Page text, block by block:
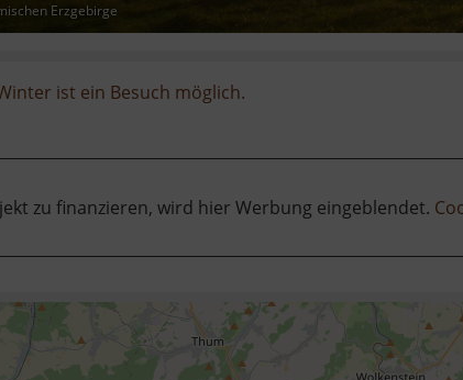
Erzgebirge
ist ein Besuch möglich.
zu finanzieren, wird hier Werbung eingeblendet.